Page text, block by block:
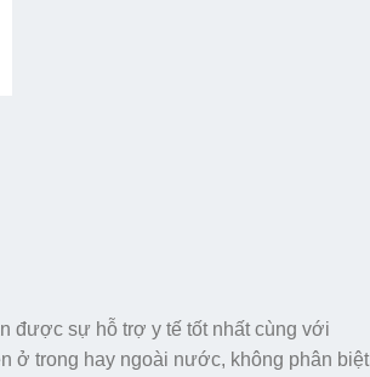
được sự hỗ trợ y tế tốt nhất cùng với
ở trong hay ngoài nước, không phân biệt